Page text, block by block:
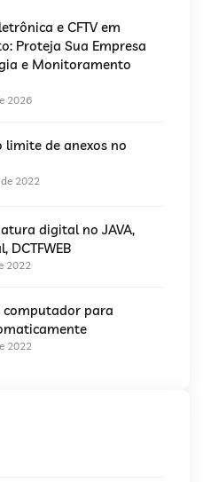
e CFTV em
Proteja Sua Empresa
e Monitoramento
2026
limite de anexos no
2022
digital no JAVA,
DCTFWEB
2022
para
2022